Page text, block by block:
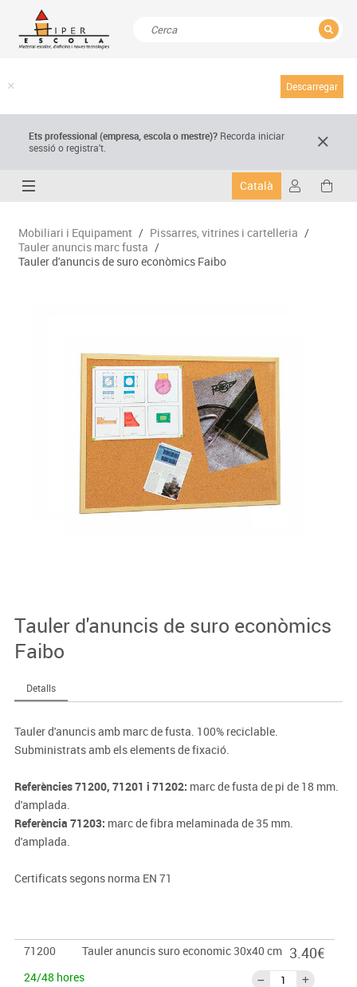
Descarregar
Ets professional (empresa,escola o mestre)? Recorda iniciar
sessió o registra't.
Català
Mobiliari i Equipament / Pissarres, vitrines i cartelleria /
Tauler anuncis marc fusta /
Tauler d'anuncis de suro econòmics Faibo
Tauler d'anuncis de suro econòmics
Faibo
Detalls
Tauler d'anuncis amb marc de fusta. 100% reciclable.
Subministrats amb els elements de fixació.
Referències 71200, 71201 i 71202: marc de fusta de pi de 18 mm.
d'amplada.
Referència 71203: marc de fibra melaminada de 35 mm.
d'amplada.
Certificats segons norma EN 71
71200
Tauler anuncis suro economic 30x40 cm
24/48 hores
3.40€